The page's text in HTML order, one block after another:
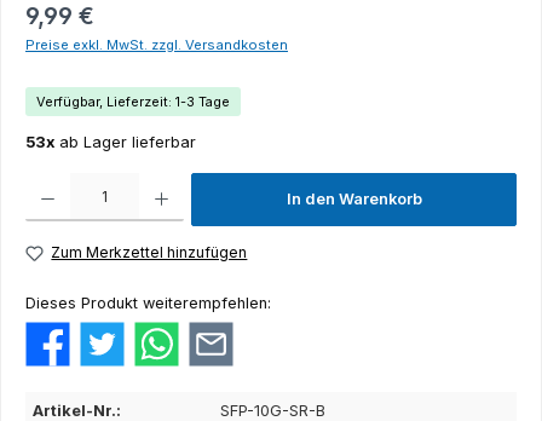
9,99 €
Preise exkl. MwSt. zzgl. Versandkosten
Verfügbar, Lieferzeit: 1-3 Tage
53x ab Lager lieferbar
In den Warenkorb
Zum Merkzettel hinzufügen
Dieses Produkt weiterempfehlen:
Artikel-Nr.: SFP-10G-SR-B